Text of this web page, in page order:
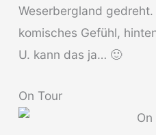
Weserbergland
komisches Gefühl,
U. kann das ja… 🙂
On Tour